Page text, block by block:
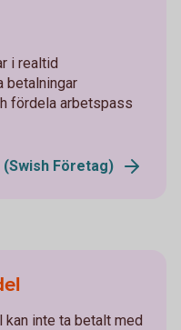
i realtid
betalningar
fördela arbetspass
Företag)
kan inte ta betalt med